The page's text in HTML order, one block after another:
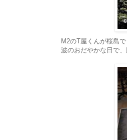
M2のT屋くんが桜島
波のおだやかな日で